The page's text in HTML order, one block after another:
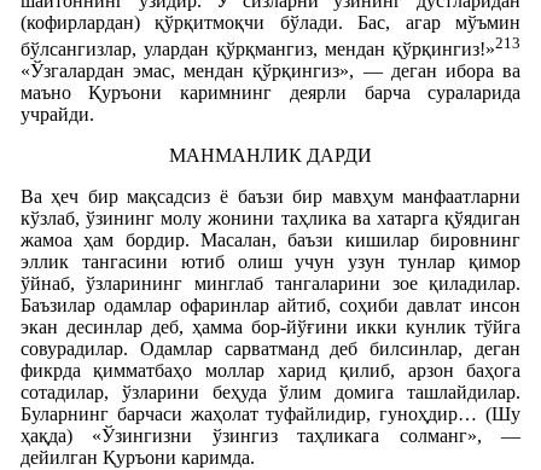
(кофирлардан) қўрқитмоқчи бўлади. Бас, агар мўъмин
бўлсангизлар, улардан қўрқмангиз, мендан қўрқингиз!»213
«Ўзгалардан эмас, мендан қўрқингиз», — деган ибора ва
маъно Қуръони каримнинг деярли барча сураларида
учрайди.
МАНМАНЛИК ДАРДИ
Ва ҳеч бир мақсадсиз ё баъзи бир мавҳум манфаатларни
кўзлаб, ўзининг молу жонини таҳлика ва хатарга қўядиган
жамоа ҳам бордир. Масалан, баъзи кишилар бировнинг
эллик тангасини ютиб олиш учун узун тунлар қимор
ўйнаб, ўзларининг минглаб тангаларини зое қиладилар.
Баъзилар одамлар офаринлар айтиб, соҳиби давлат инсон
экан десинлар деб, ҳамма бор-йўғини икки кунлик тўйга
совурадилар. Одамлар сарватманд деб билсинлар, деган
фикрда қимматбаҳо моллар харид қилиб, арзон баҳога
сотадилар, ўзларини беҳуда ўлим домига ташлайдилар.
Буларнинг барчаси жаҳолат туфайлидир, гуноҳдир… (Шу
ҳақда) «Ўзингизни ўзингиз таҳликага солманг», —
дейилган Қуръони каримда.